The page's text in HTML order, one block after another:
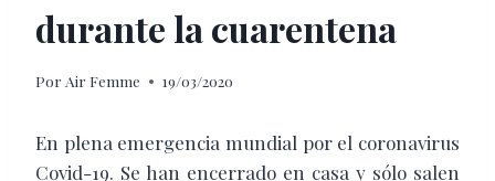
durante la cuarentena
Por Air Femme 19/03/2020
En plena emergencia mundial por el coronavirus
Covid-19. Se han encerrado en casa y sólo salen